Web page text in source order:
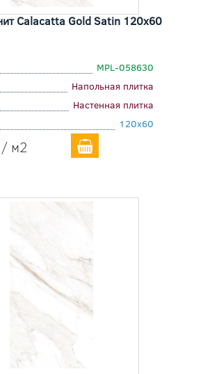
Calacatta Gold Satin 120x60
MPL-058630
Напольная плитка
Настенная плитка
120x60
/ м2